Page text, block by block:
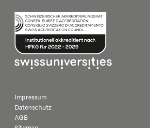
Impressum
Datenschutz
AGB